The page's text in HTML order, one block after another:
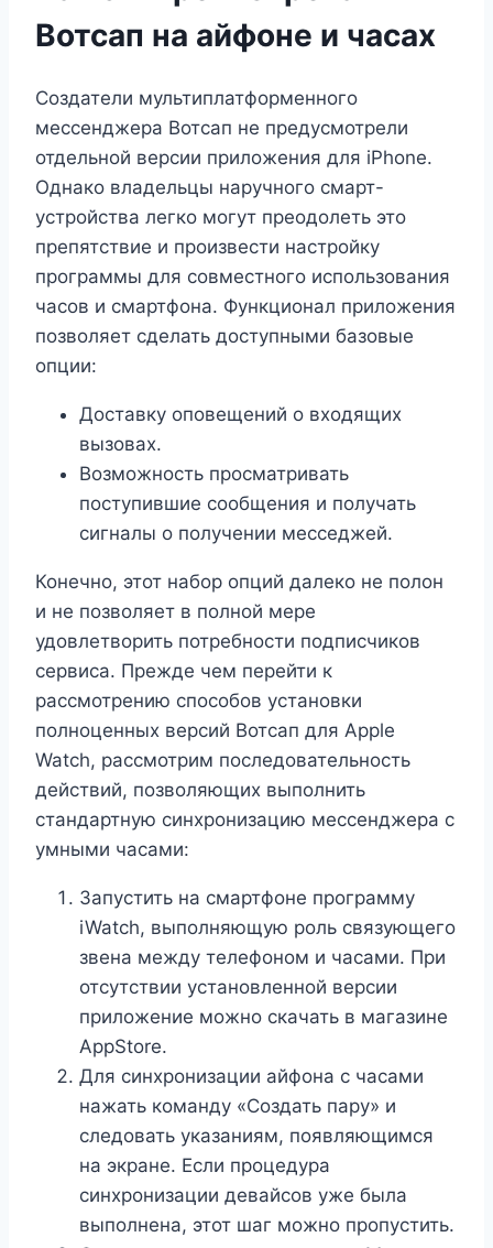
Вотсап на айфоне и часах
Создатели мультиплатформенного
мессенджера Вотсап не предусмотрели
отдельной версии приложения для iPhone.
Однако владельцы наручного смарт-
устройства легко могут преодолеть это
препятствие и произвести настройку
программы для совместного использования
часов и смартфона. Функционал приложения
позволяет сделать доступными базовые
опции:
Доставку оповещений о входящих
вызовах.
Возможность просматривать
поступившие сообщения и получать
сигналы о получении месседжей.
Конечно, этот набор опций далеко не полон
и не позволяет в полной мере
удовлетворить потребности подписчиков
сервиса. Прежде чем перейти к
рассмотрению способов установки
полноценных версий Вотсап для Apple
Watch, рассмотрим последовательность
действий, позволяющих выполнить
стандартную синхронизацию мессенджера с
умными часами:
Запустить на смартфоне программу
iWatch, выполняющую роль связующего
звена между телефоном и часами. При
отсутствии установленной версии
приложение можно скачать в магазине
AppStore.
Для синхронизации айфона с часами
нажать команду «Создать пару» и
следовать указаниям, появляющимся
на экране. Если процедура
синхронизации девайсов уже была
выполнена, этот шаг можно пропустить.